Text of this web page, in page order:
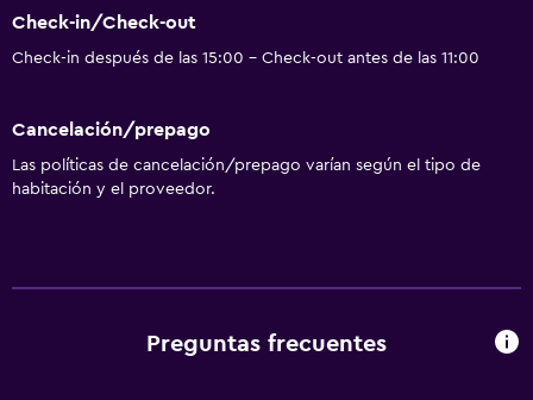
Check-in/Check-out
Check-in después de las 15:00 - Check-out antes de las 11:00
Cancelación/prepago
Las políticas de cancelación/prepago varían según el tipo de
habitación y el proveedor.
Preguntas frecuentes